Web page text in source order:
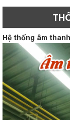
Hệ thống âm